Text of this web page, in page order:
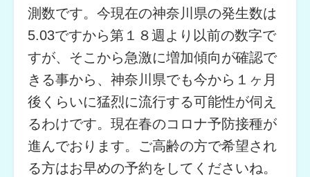
測数です。今現在の神奈川県の発生数は
5.03ですから第１８週より以前の数字で
すが、そこから急激に増加傾向が確認で
きる事から、神奈川県でも今から１ヶ月
後くらいに猛烈に流行する可能性が伺え
るわけです。現在春のコロナ予防接種が
進んでおります。ご高齢の方で希望され
る方はお早めの予約をしてくださいね。